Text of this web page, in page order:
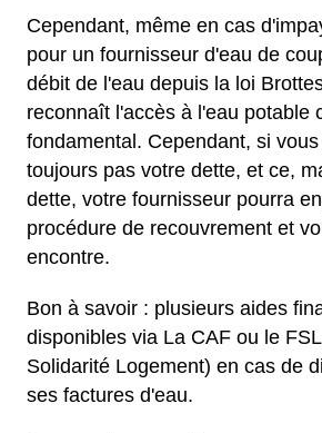
Cependant, même en cas
pour un fournisseur d'eau de
débit de l'eau depuis la loi
reconnaît l'accès à l'eau potable
fondamental. Cependant, si
toujours pas votre dette, et ce,
dette, votre fournisseur pourra
procédure de recouvrement et
encontre.
Bon à savoir : plusieurs aides
disponibles via La CAF ou le
Solidarité Logement) en cas de
ses factures d'eau.